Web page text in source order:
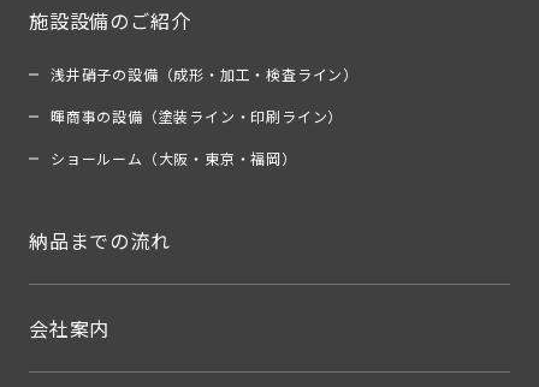
施設設備のご紹介
浅井硝子の設備（成形・加工・検査ライン）
暉商事の設備（塗装ライン・印刷ライン）
ショールーム（大阪・東京・福岡）
納品までの流れ
会社案内